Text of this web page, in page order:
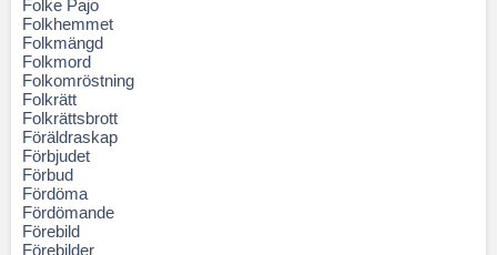
Folke Pajo
Folkhemmet
Folkmängd
Folkmord
Folkomröstning
Folkrätt
Folkrättsbrott
Föräldraskap
Förbjudet
Förbud
Fördöma
Fördömande
Förebild
Förebilder